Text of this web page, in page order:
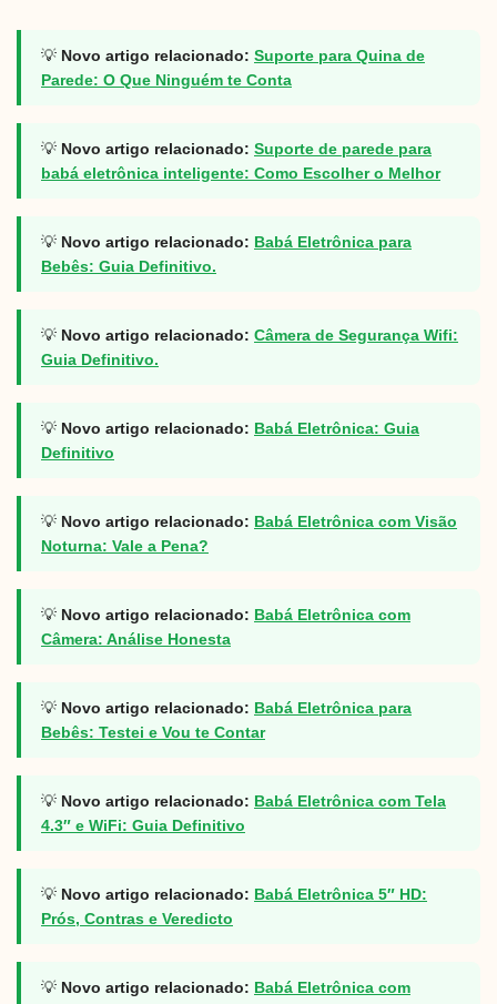
💡 Novo artigo relacionado: Suporte para Quina de
Parede: O Que Ninguém te Conta
💡 Novo artigo relacionado: Suporte de parede para
babá eletrônica inteligente: Como Escolher o Melhor
💡 Novo artigo relacionado: Babá Eletrônica para
Bebês: Guia Definitivo.
💡 Novo artigo relacionado: Câmera de Segurança Wifi:
Guia Definitivo.
💡 Novo artigo relacionado: Babá Eletrônica: Guia
Definitivo
💡 Novo artigo relacionado: Babá Eletrônica com Visão
Noturna: Vale a Pena?
💡 Novo artigo relacionado: Babá Eletrônica com
Câmera: Análise Honesta
💡 Novo artigo relacionado: Babá Eletrônica para
Bebês: Testei e Vou te Contar
💡 Novo artigo relacionado: Babá Eletrônica com Tela
4.3″ e WiFi: Guia Definitivo
💡 Novo artigo relacionado: Babá Eletrônica 5″ HD:
Prós, Contras e Veredicto
💡 Novo artigo relacionado: Babá Eletrônica com